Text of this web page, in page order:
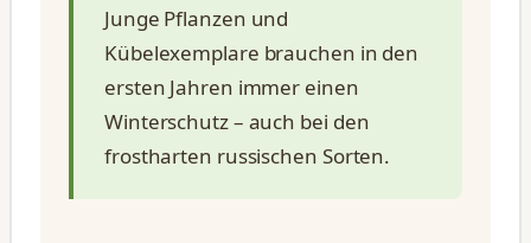
Junge Pflanzen und
Kübelexemplare brauchen in den
ersten Jahren immer einen
Winterschutz – auch bei den
frostharten russischen Sorten.